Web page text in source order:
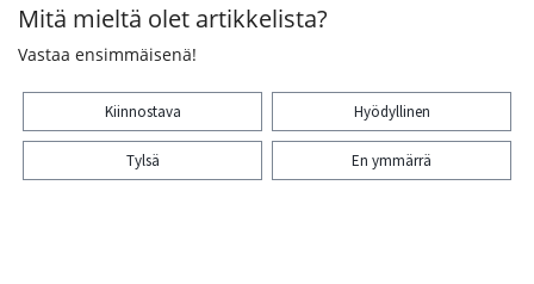
Mitä mieltä olet artikkelista?
Vastaa ensimmäisenä!
Kiinnostava Hyödyllinen
Tylsä En ymmärrä